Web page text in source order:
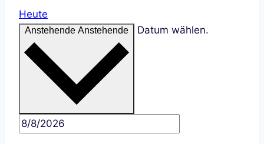
Heute
Anstehende Anstehende Datum wählen.